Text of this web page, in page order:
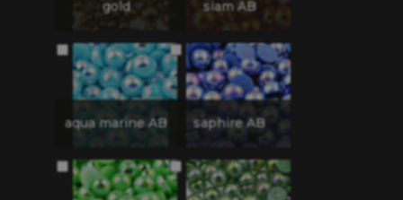
gold siam AB
aqua marine AB saphire AB